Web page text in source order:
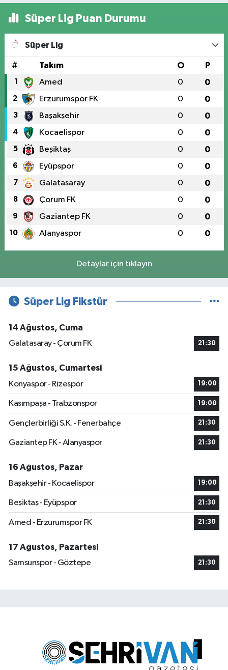
Süper Lig Puan Durumu
Süper Lig
# Takım O P
1 Amed 0 0
2 Erzurumspor FK 0 0
3 Başakşehir 0 0
4 Kocaelispor 0 0
5 Beşiktaş 0 0
6 Eyüpspor 0 0
7 Galatasaray 0 0
8 Çorum FK 0 0
9 Gaziantep FK 0 0
10 Alanyaspor 0 0
Detaylar için tıklayın
Süper Lig Fikstür
14 Ağustos, Cuma
Galatasaray - Çorum FK
21:30
15 Ağustos, Cumartesi
Konyaspor - Rizespor
19:00
Kasımpaşa - Trabzonspor 19:00
Gençlerbirliği S.K. - Fenerbahçe 21:30
Gaziantep FK - Alanyaspor 21:30
16 Ağustos, Pazar
Başakşehir - Kocaelispor
19:00
Beşiktaş - Eyüpspor 21:30
Amed - Erzurumspor FK 21:30
17 Ağustos, Pazartesi
Samsunspor - Göztepe
21:30